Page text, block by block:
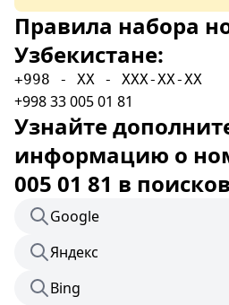
Правила набора
Узбекистане:
+998 - XX - XXX-XX-XX
+998 33 005 01 81
Узнайте
информацию о
005 01 81 в
Google
Яндекс
Bing